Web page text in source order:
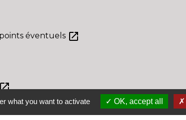
éventuels open_in_new
what you want to activate OK, accept all